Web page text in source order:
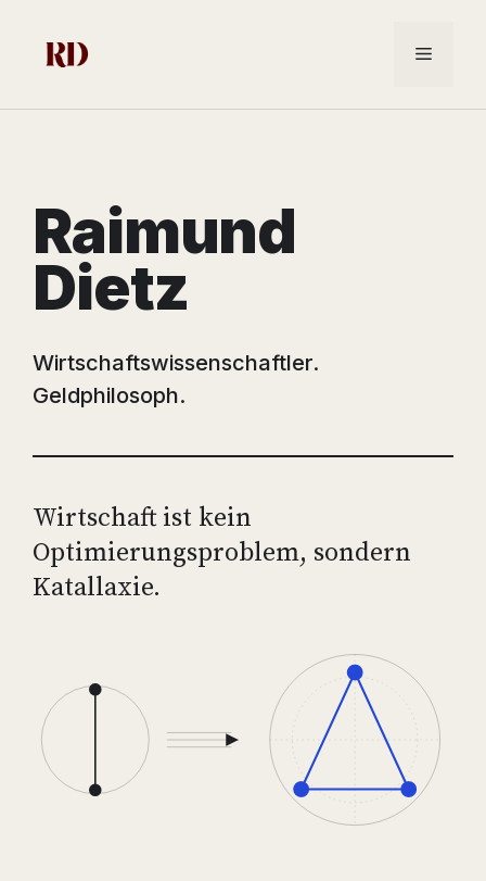
Inhalt
springen
Menü
Raimund
Dietz
Wirtschaftswissenschaftler.
Geldphilosoph.
Wirtschaft ist kein
Optimierungsproblem, sondern
Katallaxie.